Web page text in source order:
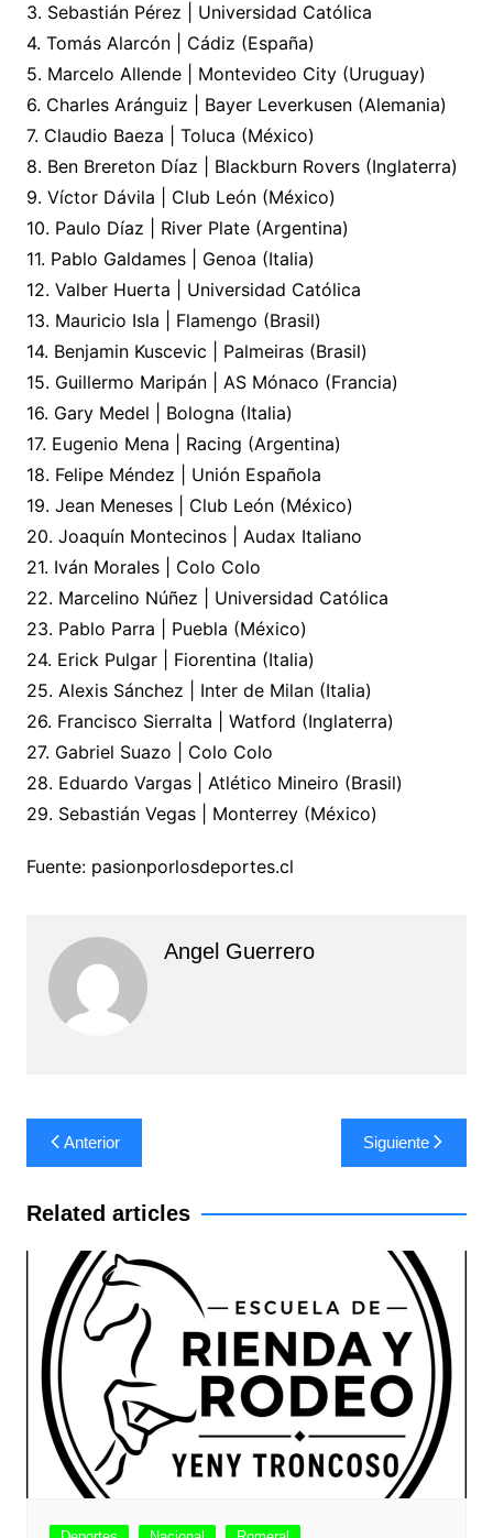
3. Sebastián Pérez | Universidad Católica
4. Tomás Alarcón | Cádiz (España)
5. Marcelo Allende | Montevideo City (Uruguay)
6. Charles Aránguiz | Bayer Leverkusen (Alemania)
7. Claudio Baeza | Toluca (México)
8. Ben Brereton Díaz | Blackburn Rovers (Inglaterra)
9. Víctor Dávila | Club León (México)
10. Paulo Díaz | River Plate (Argentina)
11. Pablo Galdames | Genoa (Italia)
12. Valber Huerta | Universidad Católica
13. Mauricio Isla | Flamengo (Brasil)
14. Benjamin Kuscevic | Palmeiras (Brasil)
15. Guillermo Maripán | AS Mónaco (Francia)
16. Gary Medel | Bologna (Italia)
17. Eugenio Mena | Racing (Argentina)
18. Felipe Méndez | Unión Española
19. Jean Meneses | Club León (México)
20. Joaquín Montecinos | Audax Italiano
21. Iván Morales | Colo Colo
22. Marcelino Núñez | Universidad Católica
23. Pablo Parra | Puebla (México)
24. Erick Pulgar | Fiorentina (Italia)
25. Alexis Sánchez | Inter de Milan (Italia)
26. Francisco Sierralta | Watford (Inglaterra)
27. Gabriel Suazo | Colo Colo
28. Eduardo Vargas | Atlético Mineiro (Brasil)
29. Sebastián Vegas | Monterrey (México)
Fuente: pasionporlosdeportes.cl
Angel Guerrero
Navegación
de
entradas
Anterior Siguiente
Related articles